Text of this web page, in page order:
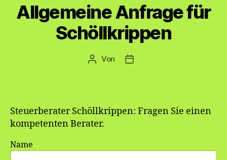
Allgemeine Anfrage für
Schöllkrippen
Beitragsautor
Von Veröffentlichungsdatum
Steuerberater Schöllkrippen: Fragen Sie einen
kompetenten Berater.
Name